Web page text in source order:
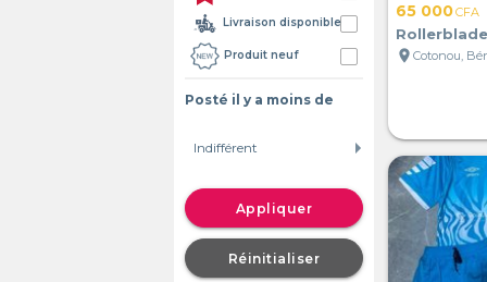
Livraison disponible
Produit neuf
Posté il y a moins de
Appliquer
Réinitialiser
65 000CFA
Rollerblade
location_on Cotonou,